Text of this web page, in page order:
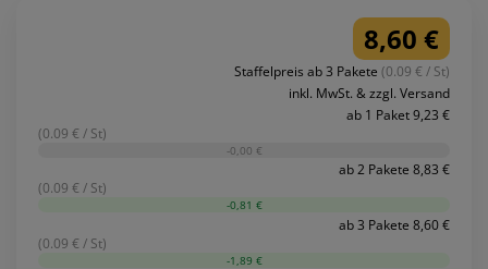
8,60 €
Staffelpreis ab 3 Pakete (0.09 € / St)
inkl. MwSt. & zzgl. Versand
ab 1 Paket 9,23 €
(0.09 € / St)
-0,00 €
ab 2 Pakete 8,83 €
(0.09 € / St)
-0,81 €
ab 3 Pakete 8,60 €
(0.09 € / St)
-1,89 €